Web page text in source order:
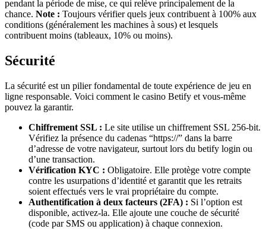
pendant la période de mise, ce qui relève principalement de la
chance. Note : Toujours vérifier quels jeux contribuent à 100% aux
conditions (généralement les machines à sous) et lesquels
contribuent moins (tableaux, 10% ou moins).
Sécurité
La sécurité est un pilier fondamental de toute expérience de jeu en
ligne responsable. Voici comment le casino Betify et vous-même
pouvez la garantir.
Chiffrement SSL : Le site utilise un chiffrement SSL 256-bit.
Vérifiez la présence du cadenas “https://” dans la barre
d’adresse de votre navigateur, surtout lors du betify login ou
d’une transaction.
Vérification KYC : Obligatoire. Elle protège votre compte
contre les usurpations d’identité et garantit que les retraits
soient effectués vers le vrai propriétaire du compte.
Authentification à deux facteurs (2FA) : Si l’option est
disponible, activez-la. Elle ajoute une couche de sécurité
(code par SMS ou application) à chaque connexion.